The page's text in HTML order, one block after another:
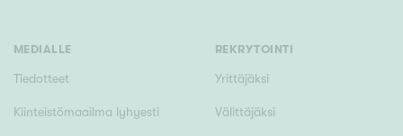
MEDIALLE
Tiedotteet
Kiinteistömaailma lyhyesti
REKRYTOINTI
Yrittäjäksi
Välittäjäksi